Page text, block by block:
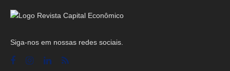
Siga-nos em nossas redes sociais.